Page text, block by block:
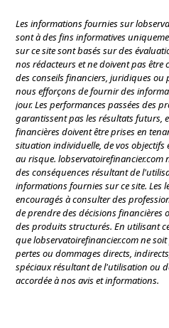
Les informations fournies sur
sont à des fins informatives
sur ce site sont basés sur des
nos rédacteurs et ne doivent pas être
des conseils financiers, juridiques ou
nous efforçons de fournir des
jour. Les performances passées des
garantissent pas les résultats futurs,
financières doivent être prises en
situation individuelle, de vos objectifs
au risque. lobservatoirefinancier.com
des conséquences résultant de
informations fournies sur ce site. Les
encouragés à consulter des
de prendre des décisions financières
des produits structurés. En utilisant
que lobservatoirefinancier.com ne
pertes ou dommages directs,
spéciaux résultant de l'utilisation ou
accordée à nos avis et informations.